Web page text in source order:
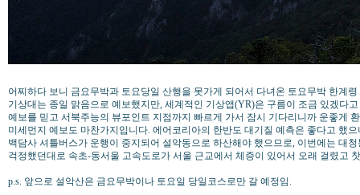
어찌하다 보니 금요무박과 토요당일 산행을 못가게 되어서 다녀온 토요무박 한계
기상대는 종일 맑음으로 예보했지만, 세계적인 기상앱(YR)은 구름이 조금 있겠다
예보를 믿고 서북주능의 뷰포인트 지점까지 빠르게 가서 잠시 기다리니까 운좋게
미세먼지 예보도 마찬가지입니다. 에어코리아의 한반도 대기질 예측은 좋다고 했
백담사 셔틀버스가 운행이 중지되어 설악동으로 하산해야 했으므로, 이번에는 대
걱정했던대로 속초-동서울 고속도로가 서울 근교에서 체증이 있어서 오래 걸렸고
p.s. 앞으로 설악산은 금요무박이나 토요일 당일코스로만 갈 예정임.